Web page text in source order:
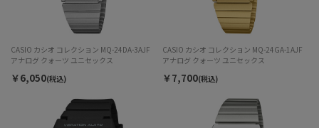
CASIO カシオ コレクション MQ-24DA-3AJF
アナログ クォーツ ユニセックス
￥6,050(税込)
CASIO カシオ コレクション MQ-24GA-1AJF
アナログ クォーツ ユニセックス
￥7,700(税込)